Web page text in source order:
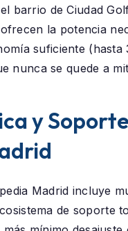
el barrio deCiudad
la potencia
suficiente (hasta
nunca se quede a
y
Madrid incluye
de soporte